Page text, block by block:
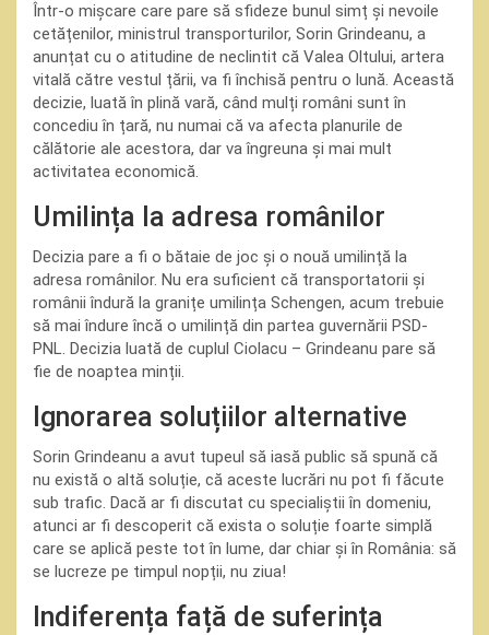
Într-o mișcare care pare să sfideze bunul simț și nevoile
cetățenilor, ministrul transporturilor, Sorin Grindeanu, a
anunțat cu o atitudine de neclintit că Valea Oltului, artera
vitală către vestul țării, va fi închisă pentru o lună. Această
decizie, luată în plină vară, când mulți români sunt în
concediu în țară, nu numai că va afecta planurile de
călătorie ale acestora, dar va îngreuna și mai mult
activitatea economică.
Umilința la adresa românilor
Decizia pare a fi o bătaie de joc și o nouă umilință la
adresa românilor. Nu era suficient că transportatorii și
românii îndură la granițe umilința Schengen, acum trebuie
să mai îndure încă o umilință din partea guvernării PSD-
PNL. Decizia luată de cuplul Ciolacu – Grindeanu pare să
fie de noaptea minții.
Ignorarea soluțiilor alternative
Sorin Grindeanu a avut tupeul să iasă public să spună că
nu există o altă soluție, că aceste lucrări nu pot fi făcute
sub trafic. Dacă ar fi discutat cu specialiștii în domeniu,
atunci ar fi descoperit că exista o soluție foarte simplă
care se aplică peste tot în lume, dar chiar și în România: să
se lucreze pe timpul nopții, nu ziua!
Indiferența față de suferința